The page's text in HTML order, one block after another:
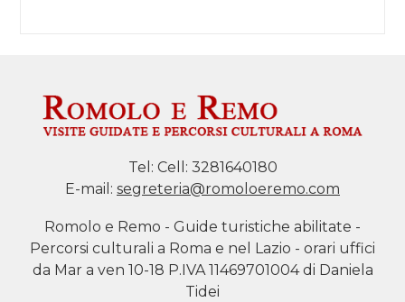
Tel: Cell: 3281640180
E-mail: segreteria@romoloeremo.com
Romolo e Remo - Guide turistiche abilitate -
Percorsi culturali a Roma e nel Lazio - orari uffici
da Mar a ven 10-18 P.IVA 11469701004 di Daniela
Tidei